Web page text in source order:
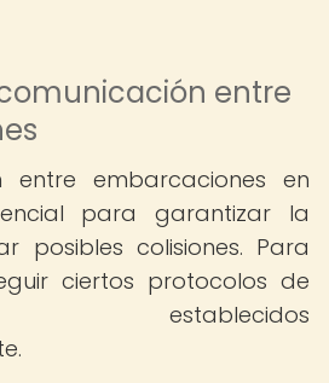
entre
entre embarcaciones en
para garantizar la
posibles colisiones. Para
ciertos protocolos de
establecidos